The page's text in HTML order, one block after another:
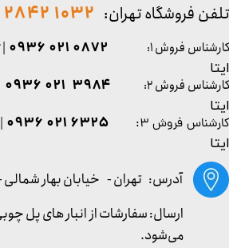
کارشناس فروش ۳: ۶۳۲۵ ۰۲۱ ۰۹۳۶
ایتا
آدرس: تهران - خیابان بهار
تلفن فروشگاه تهران: 1032 2842 - 021
کارشناس فروش ۱: 0872 021 0936
|
ایتا
کارشناس فروش ۲:
۳۹۸۴ ۰۲۱ ۰۹۳۶
ایتا
ارسال: سفارشات از انبار های پل
می‌شود.